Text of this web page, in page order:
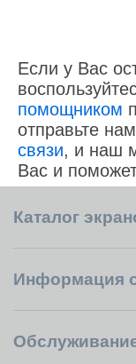
Если у Вас
помощником
отправьте
связи, и наш
Вас и
Каталог
Информация